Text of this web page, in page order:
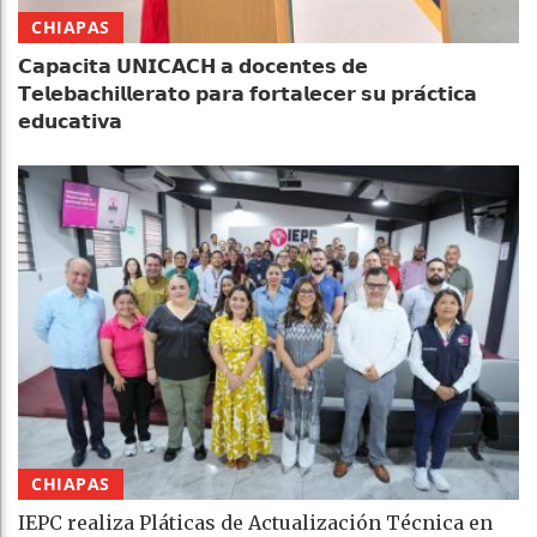
CHIAPAS
𝗖𝗮𝗽𝗮𝗰𝗶𝘁𝗮 𝗨𝗡𝗜𝗖𝗔𝗖𝗛 𝗮 𝗱𝗼𝗰𝗲𝗻𝘁𝗲𝘀 𝗱𝗲
𝗧𝗲𝗹𝗲𝗯𝗮𝗰𝗵𝗶𝗹𝗹𝗲𝗿𝗮𝘁𝗼 𝗽𝗮𝗿𝗮 𝗳𝗼𝗿𝘁𝗮𝗹𝗲𝗰𝗲𝗿 𝘀𝘂 𝗽𝗿𝗮́𝗰𝘁𝗶𝗰𝗮
𝗲𝗱𝘂𝗰𝗮𝘁𝗶𝘃𝗮
CHIAPAS
IEPC realiza Pláticas de Actualización Técnica en